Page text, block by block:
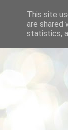
This site
are shared
statistics,